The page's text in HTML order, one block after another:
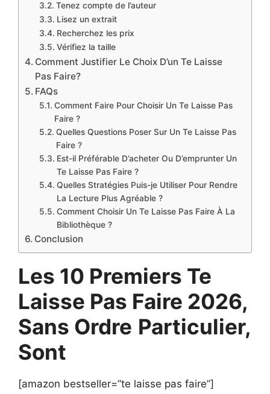
Tenez compte de l’auteur
Lisez un extrait
Recherchez les prix
Vérifiez la taille
Comment Justifier Le Choix D’un Te Laisse
Pas Faire?
FAQs
Comment Faire Pour Choisir Un Te Laisse Pas
Faire ?
Quelles Questions Poser Sur Un Te Laisse Pas
Faire ?
Est-il Préférable D’acheter Ou D’emprunter Un
Te Laisse Pas Faire ?
Quelles Stratégies Puis-je Utiliser Pour Rendre
La Lecture Plus Agréable ?
Comment Choisir Un Te Laisse Pas Faire À La
Bibliothèque ?
Conclusion
Les 10 Premiers Te
Laisse Pas Faire 2026,
Sans Ordre Particulier,
Sont
[amazon bestseller=”te laisse pas faire”]